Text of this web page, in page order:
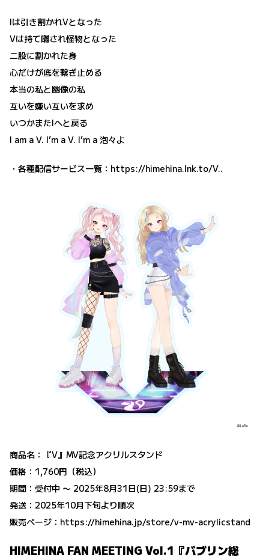
Iは引き割かれVとなった
Vは持て囃され怪物となった
二股に割かれた身
心だけが底を繋ぎ止める
本当の私と幽像の私
互いを嫌い互いを求め
いつかまたIへと戻る
I am a V. I’m a V. I’m a 泡々よ
・各種配信サービス一覧： https://himehina.lnk.to/V..
商品名：『V』MV記念アクリルスタンド
価格：1,760円（税込）
期間：受付中 〜 2025年8月31日(日) 23:59まで
発送：2025年10月下旬より順次
販売ページ： https://himehina.jp/store/v-mv-acrylicstand
HIMEHINA FAN MEETING Vol.1『バブリン総